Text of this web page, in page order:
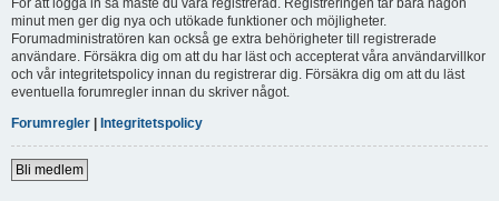
minut men ger dig nya och utökade funktioner och möjligheter.
Forumadministratören kan också ge extra behörigheter till registrerade
användare. Försäkra dig om att du har läst och accepterat våra användarvillkor
och vår integritetspolicy innan du registrerar dig. Försäkra dig om att du läst
eventuella forumregler innan du skriver något.
Forumregler | Integritetspolicy
Bli medlem